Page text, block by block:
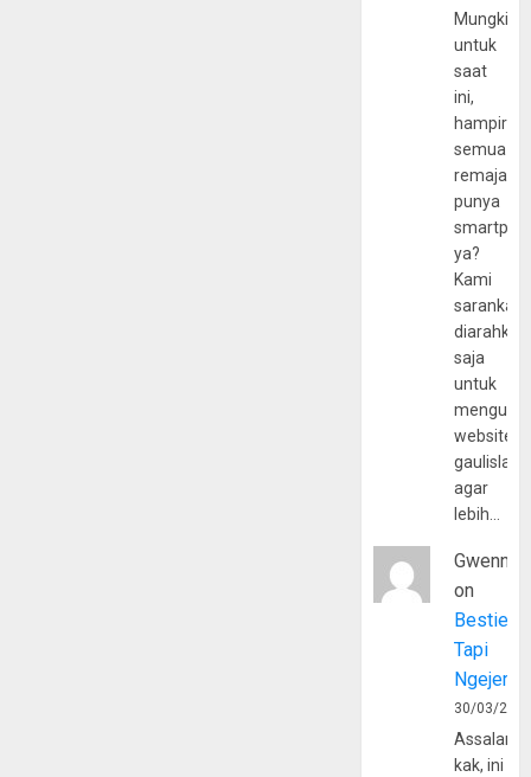
Mungkin
untuk
saat
ini,
hampir
semua
remaja
punya
ya?
Kami
sarankan,
diarahkan
saja
untuk
website
agar
lebih…
Gwenny
on
Bestie
Tapi
30/03/
kak, ini